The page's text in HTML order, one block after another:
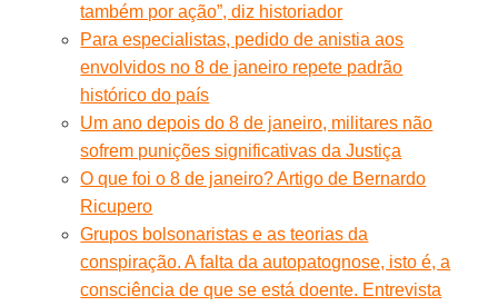
também por ação”, diz historiador
Para especialistas, pedido de anistia aos
envolvidos no 8 de janeiro repete padrão
histórico do país
Um ano depois do 8 de janeiro, militares não
sofrem punições significativas da Justiça
O que foi o 8 de janeiro? Artigo de Bernardo
Ricupero
Grupos bolsonaristas e as teorias da
conspiração. A falta da autopatognose, isto é, a
consciência de que se está doente. Entrevista